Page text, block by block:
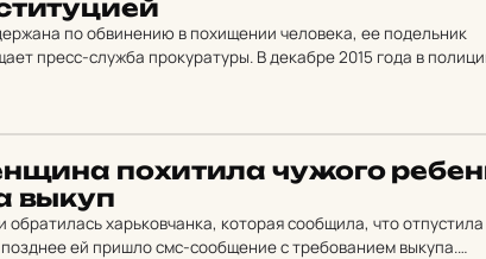
по обвинению в похищении человека, ее подельник
пресс-служба прокуратуры. В декабре 2015 года в
по­хи­ти­ла чужого
выкуп
харьковчанка, которая сообщила, что отпустила
ей пришло смс-сообщение с требованием выкупа.